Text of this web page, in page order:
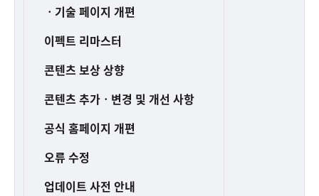
ㆍ기술 페이지 개편
이펙트 리마스터
콘텐츠 보상 상향
콘텐츠 추가ㆍ변경 및 개선 사항
공식 홈페이지 개편
오류 수정
업데이트 사전 안내